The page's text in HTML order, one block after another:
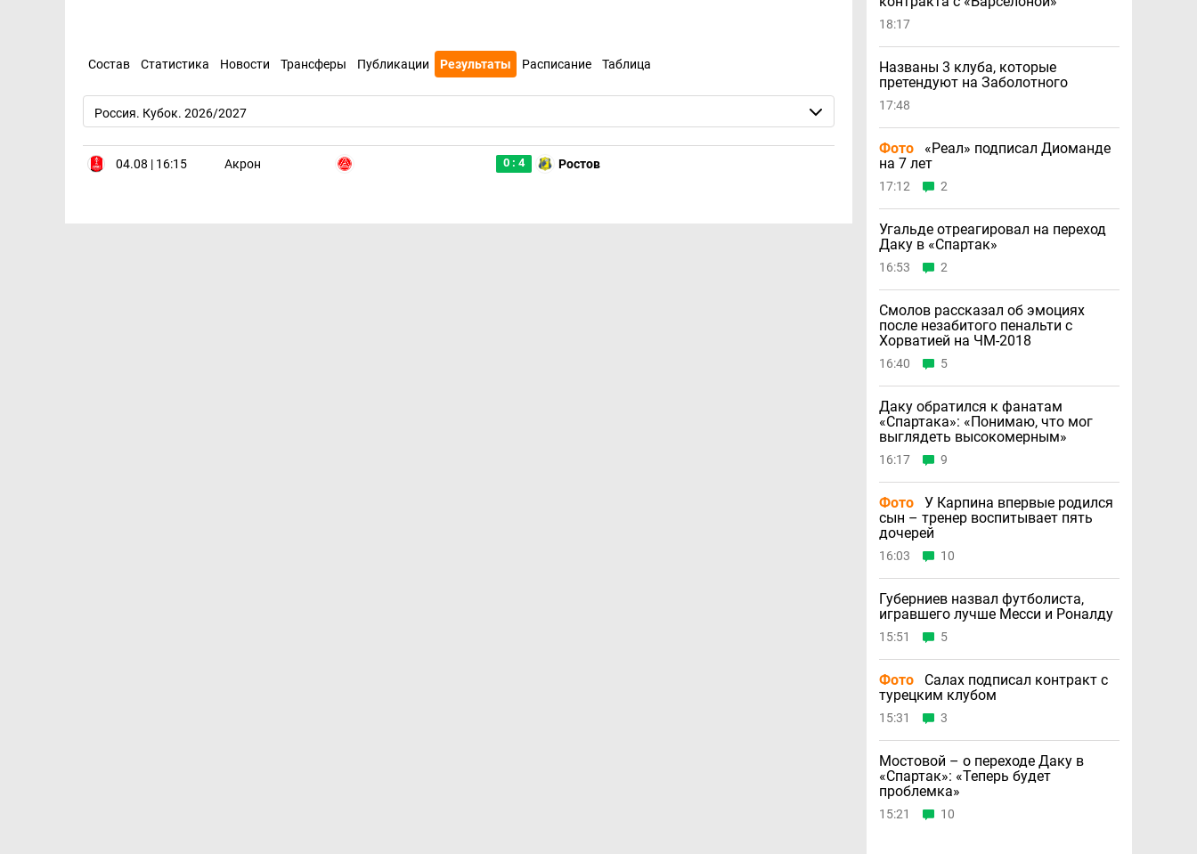
Состав Статистика Новости Трансферы Публикации Результаты Расписание Таблица
Россия. Кубок. 2026/2027
04.08 | 16:15 Акрон 0 : 4 Ростов
18:17
Названы 3 клуба, которые
претендуют на Заболотного
17:48
Фото
«Реал» подписал Диоманде
на 7 лет
17:12 2
Угальде отреагировал на переход
Даку в «Спартак»
16:53 2
Смолов рассказал об эмоциях
после незабитого пенальти с
Хорватией на ЧМ-2018
16:40 5
Даку обратился к фанатам
«Спартака»: «Понимаю, что мог
выглядеть высокомерным»
16:17 9
Фото
У Карпина впервые родился
сын – тренер воспитывает пять
дочерей
16:03 10
Губерниев назвал футболиста,
игравшего лучше Месси и Роналду
15:51 5
Фото
Салах подписал контракт с
турецким клубом
15:31 3
Мостовой – о переходе Даку в
«Спартак»: «Теперь будет
проблемка»
15:21 10